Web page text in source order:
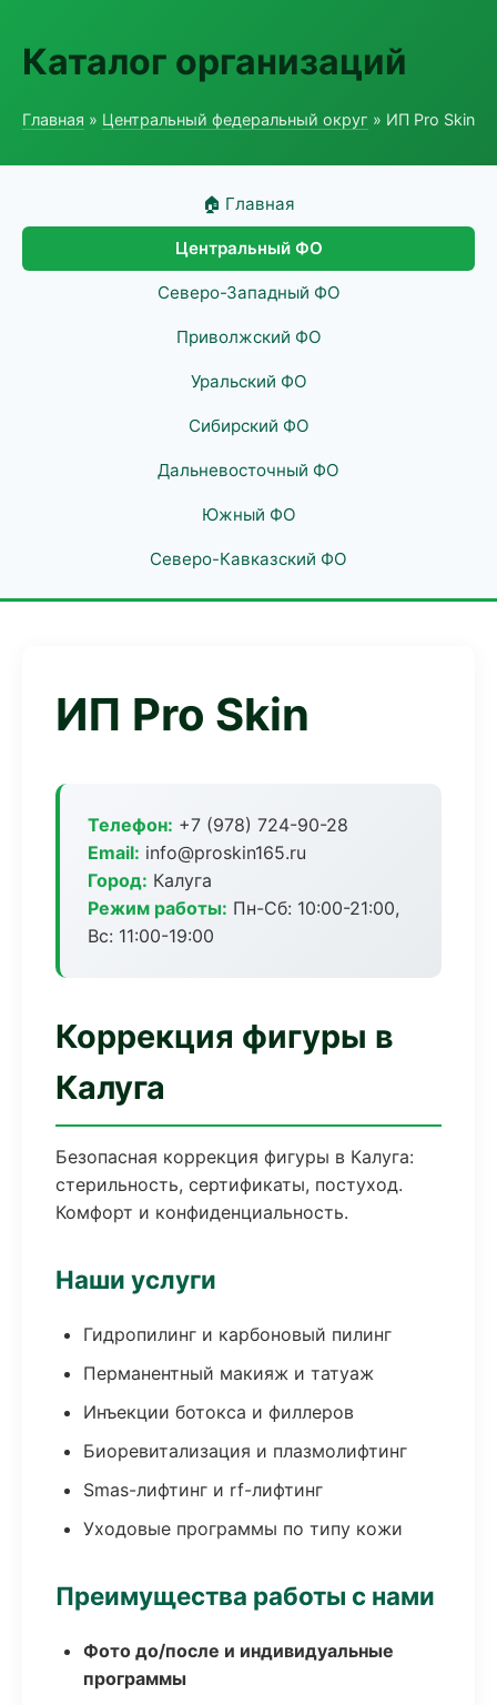
Каталог организаций
Главная » Центральный федеральный округ » ИП Pro Skin
🏠 Главная
Центральный ФО
Северо-Западный ФО
Приволжский ФО
Уральский ФО
Сибирский ФО
Дальневосточный ФО
Южный ФО
Северо-Кавказский ФО
ИП Pro Skin
Телефон: +7 (978) 724-90-28
Email: info@proskin165.ru
Город: Калуга
Режим работы: Пн-Сб: 10:00-21:00,
Вс: 11:00-19:00
Коррекция фигуры в
Калуга
Безопасная коррекция фигуры в Калуга:
стерильность, сертификаты, постуход.
Комфорт и конфиденциальность.
Наши услуги
Гидропилинг и карбоновый пилинг
Перманентный макияж и татуаж
Инъекции ботокса и филлеров
Биоревитализация и плазмолифтинг
Smas-лифтинг и rf-лифтинг
Уходовые программы по типу кожи
Преимущества работы с нами
Фото до/после и индивидуальные
программы